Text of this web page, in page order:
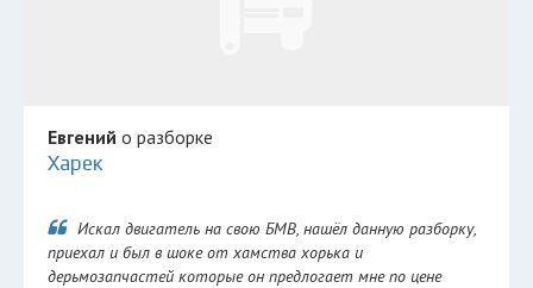
Евгений о разборке
Харек
Искал двигатель на свою БМВ, нашёл данную разборку,
приехал и был в шоке от хамства хорька и
дерьмозапчастей которые он предлогает мне по цене